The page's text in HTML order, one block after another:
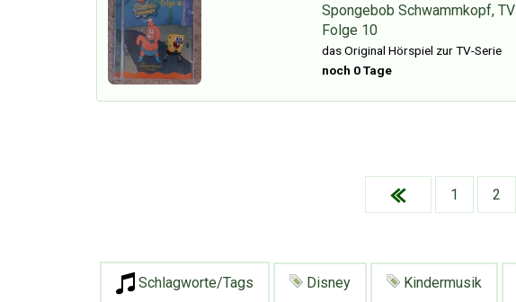
Spongebob Schwammkopf, TV
Folge 10
das Original Hörspiel zur TV-Serie
noch 0 Tage
1 2
Schlagworte/Tags Disney Kindermusik